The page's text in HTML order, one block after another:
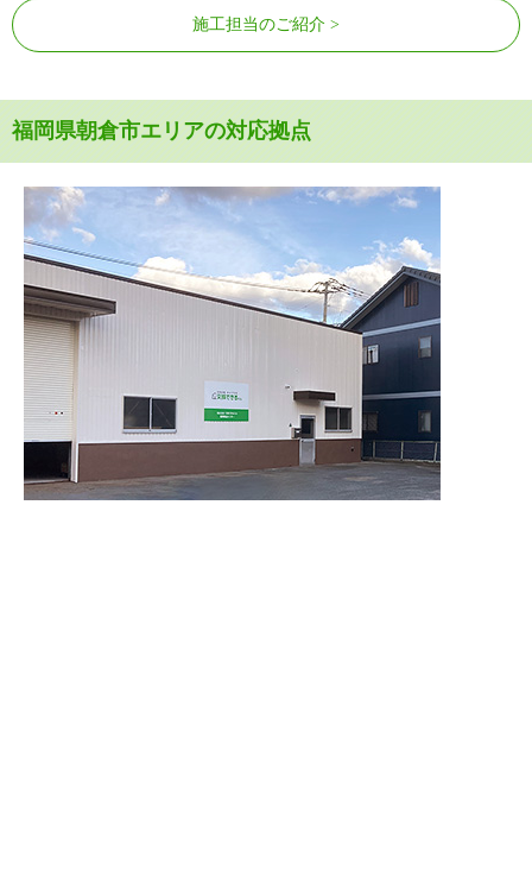
施工担当のご紹介
福岡県朝倉市エリアの対応拠点